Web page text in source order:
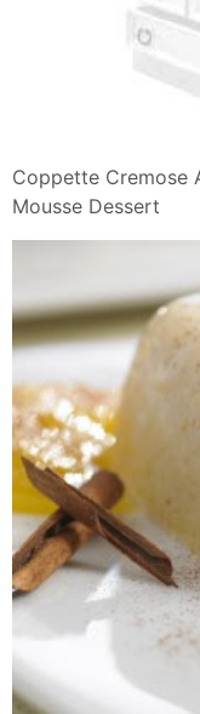
Coppette Cremose
Mousse Dessert